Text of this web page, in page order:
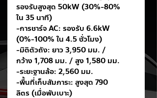
รองรับสูงสุด 50kW (30%-80%
ใน 35 นาที)
-การชาร์จ AC: รองรับ 6.6kW
(0%-100% ใน 4.5 ชั่วโมง)
-มิติตัวถัง: ยาว 3,950 มม. /
กว้าง 1,708 มม. / สูง 1,580 มม.
-ระยะฐานล้อ: 2,560 มม.
-พื้นที่เก็บสัมภาระ: สูงสุด 790
ลิตร (เมื่อพับเบาะ)